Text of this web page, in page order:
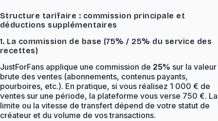
Structure tarifaire : commission principale et
déductions supplémentaires
1. La commission de base (75% / 25% du service des
recettes)
JustForFans applique une commission de 25% sur la valeur
brute des ventes (abonnements, contenus payants,
pourboires, etc.). En pratique, si vous réalisez 1 000 € de
ventes sur une période, la plateforme vous verse 750 €. La
limite ou la vitesse de transfert dépend de votre statut de
créateur et du volume de vos transactions.